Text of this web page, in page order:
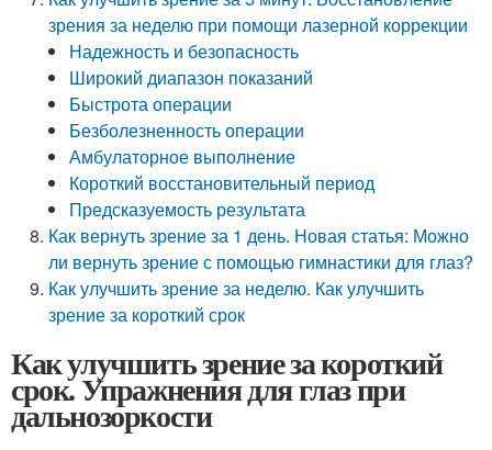
зрения за неделю при помощи лазерной коррекции
Надежность и безопасность
Широкий диапазон показаний
Быстрота операции
Безболезненность операции
Амбулаторное выполнение
Короткий восстановительный период
Предсказуемость результата
Как вернуть зрение за 1 день. Новая статья: Можно
ли вернуть зрение с помощью гимнастики для глаз?
Как улучшить зрение за неделю. Как улучшить
зрение за короткий срок
Как улучшить зрение за короткий
срок. Упражнения для глаз при
дальнозоркости